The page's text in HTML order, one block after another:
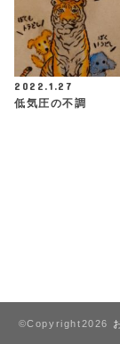
2022.1.27
低気圧の不調
©Copyright2026